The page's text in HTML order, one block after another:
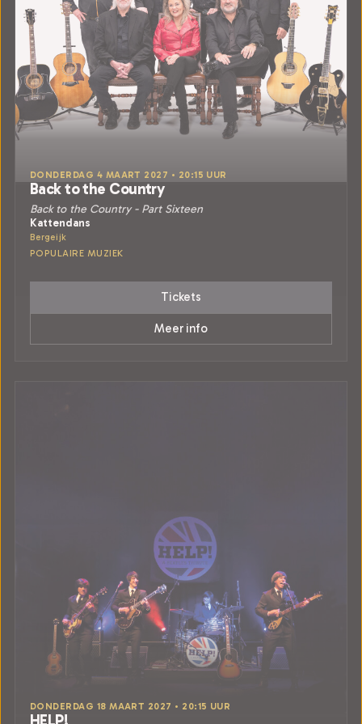
DONDERDAG 4 MAART 2027 • 20:15 UUR
Back to the Country
Back to the Country - Part Sixteen
Kattendans
Bergeijk
POPULAIRE MUZIEK
Tickets
Meer info
DONDERDAG 18 MAART 2027 • 20:15 UUR